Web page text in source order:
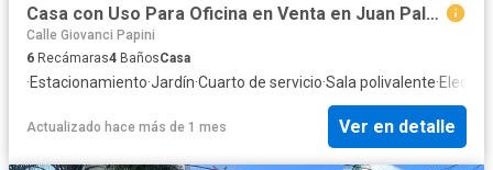
Casa con Uso Para Oficina en Venta en Juan Palomar y Arias, Lista Para Despacho
Calle Giovanci Papini
6 Recámaras4 BañosCasa
·Estacionamiento·Jardín·Cuarto de servicio·Sala polivalente·
Actualizado hace más de 1 mes Ver en detalle